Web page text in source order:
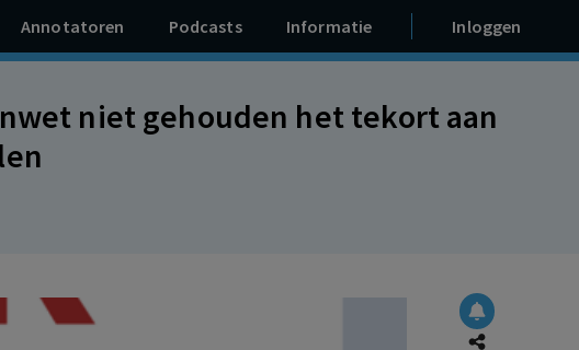
Annotatoren Podcasts Informatie Inloggen
niet gehouden het tekort aan